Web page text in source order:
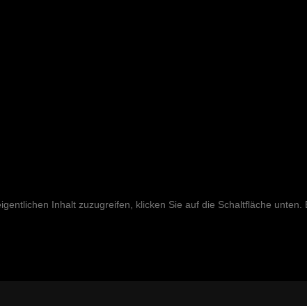
Inhalt zuzugreifen, klicken Sie auf die Schaltfläche